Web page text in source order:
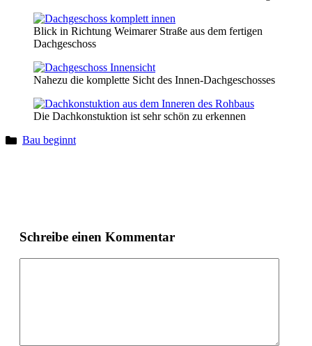
Blick in Richtung Weimarer Straße aus dem fertigen
Dachgeschoss
Nahezu die komplette Sicht des Innen-Dachgeschosses
Die Dachkonstuktion ist sehr schön zu erkennen
Bau beginnt
Schreibe einen Kommentar